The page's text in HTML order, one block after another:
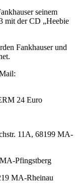
seinem
mit der CD „Heebie
Fankhauser und
24 Euro
11A, 68199 MA-
Pfingstberg
MA-Rheinau